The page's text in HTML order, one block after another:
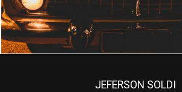
JEFERSON SOLDI